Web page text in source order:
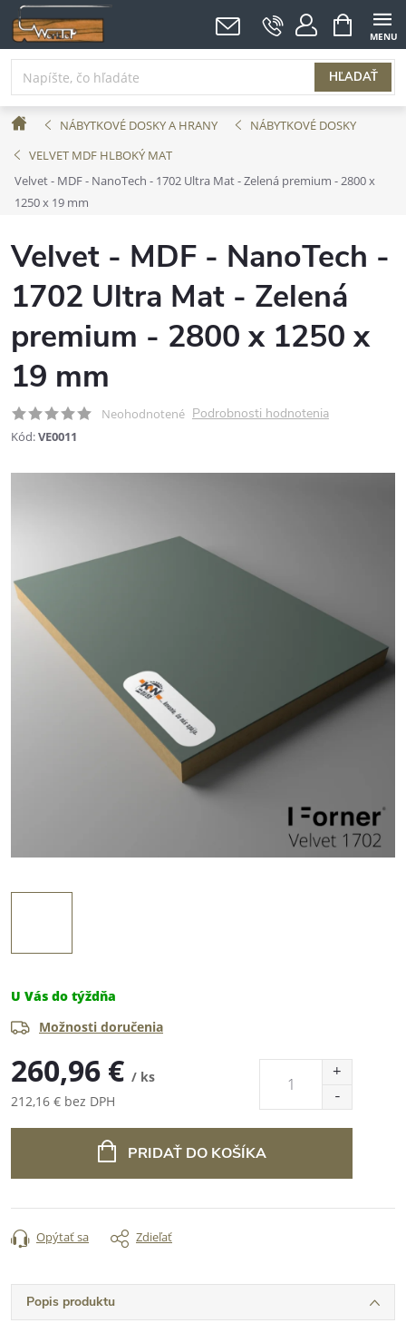
Prejsť
na
obsah
HĽADAŤ
NÁKUPNÝ
KOŠÍK
DomovNÁBYTKOVÉ DOSKY A HRANY
NÁBYTKOVÉ DOSKY
VELVET MDF HLBOKÝ MAT
Velvet - MDF - NanoTech - 1702 Ultra Mat - Zelená premium - 2800 x
1250 x 19 mm
Velvet - MDF - NanoTech -
1702 Ultra Mat - Zelená
premium - 2800 x 1250 x
19 mm
Neohodnotené Podrobnosti hodnotenia
Kód:VE0011
U Vás do týždňa
Možnosti doručenia
260,96 € / ks
212,16 € bez DPH
PRIDAŤ DO KOŠÍKA
Opýtať sa Zdieľať
Popis produktu